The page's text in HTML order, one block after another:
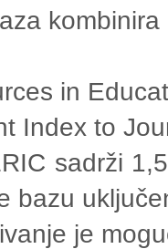
in
Index to
sadrži
bazu
je